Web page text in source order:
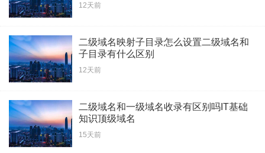
12天前
二级域名映射子目录怎么设置二级域名和
子目录有什么区别
12天前
二级域名和一级域名收录有区别吗IT基础
知识顶级域名
15天前